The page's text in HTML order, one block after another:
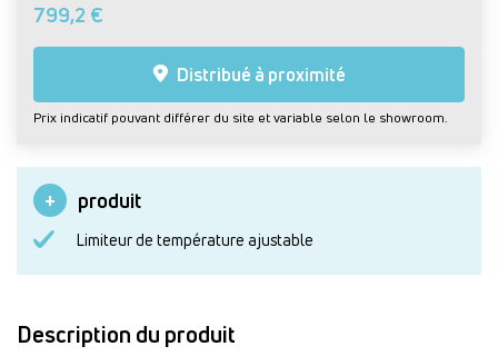
799,2 €
Distribué à proximité
Prix indicatif pouvant différer du site et variable selon le showroom.
produit
Limiteur de température ajustable
Description du produit